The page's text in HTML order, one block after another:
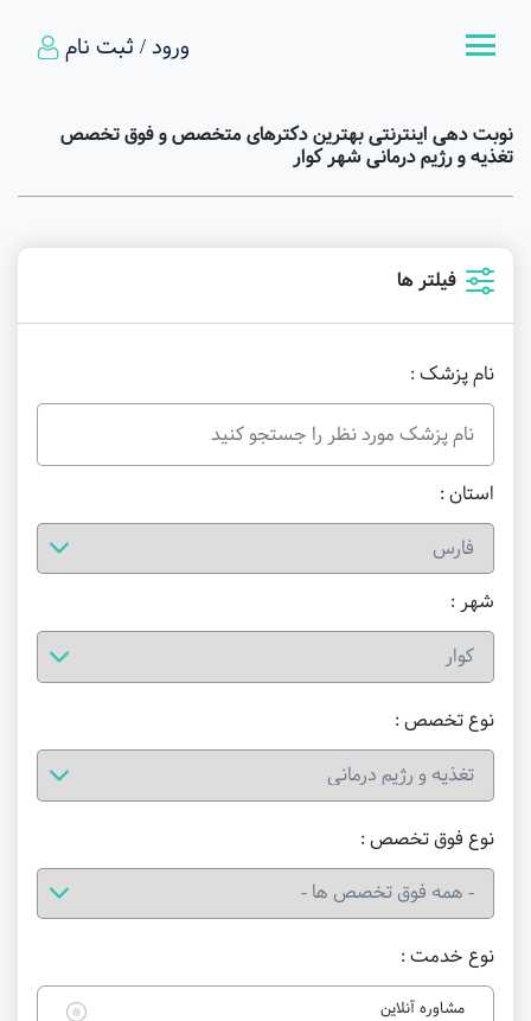
ورود / ثبت نام
نوبت دهی اینترنتی بهترین دکترهای متخصص و فوق تخصص
تغذیه و رژیم درمانی شهر کوار
فیلتر ها
نام پزشک :
استان :
شهر :
نوع خدمت :
مشاوره آنلاین
نوع تخصص :
نوع فوق تخصص :